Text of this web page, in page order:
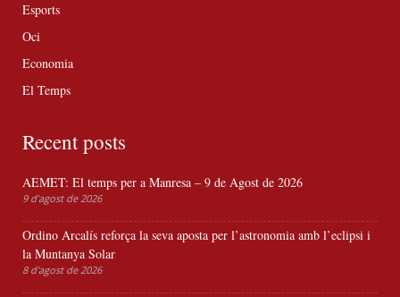
Esports
Oci
Economia
El Temps
Recent posts
AEMET: El temps per a Manresa – 9 de Agost de 2026
9 d'agost de 2026
Ordino Arcalís reforça la seva aposta per l’astronomia amb l’eclipsi i
la Muntanya Solar
8 d'agost de 2026